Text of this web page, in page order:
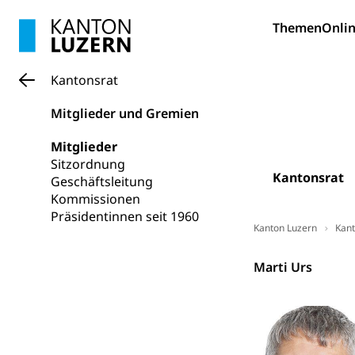
Themen
Kantonsrat
Kantonsrat
Mitglieder und Gremien
Mitglieder
Sitzordnung
Geschäftsleitung
Kommissionen
Präsidentinnen seit 1960
Kanton Luzern
Kantonsrat
Marti Urs
Kinder und
Kinder- und
Hauspflege,
Kirche,